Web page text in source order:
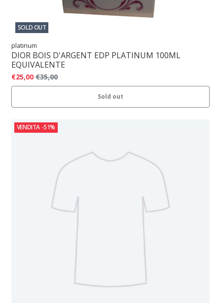
SOLD OUT
platinum
DIOR BOIS D'ARGENT EDP PLATINUM 100ML
EQUIVALENTE
€25,00 €35,00
Sold out
VENDITA -51%